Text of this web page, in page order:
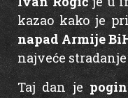
kazao kako je
napad Armije
najveće
Taj dan je